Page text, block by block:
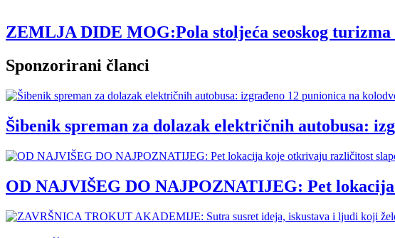
ZEMLJA DIDE MOG:Pola stoljeća seoskog
Sponzorirani članci
Šibenik spreman za dolazak električnih autobusa:
OD NAJVIŠEG DO NAJPOZNATIJEG: Pet